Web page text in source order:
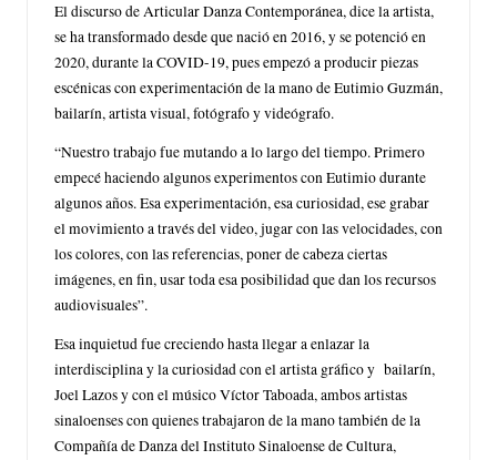
El discurso de Articular Danza Contemporánea, dice la artista,
se ha transformado desde que nació en 2016, y se potenció en
2020, durante la COVID-19, pues empezó a producir piezas
escénicas con experimentación de la mano de Eutimio Guzmán,
bailarín, artista visual, fotógrafo y videógrafo.
“Nuestro trabajo fue mutando a lo largo del tiempo. Primero
empecé haciendo algunos experimentos con Eutimio durante
algunos años. Esa experimentación, esa curiosidad, ese grabar
el movimiento a través del video, jugar con las velocidades, con
los colores, con las referencias, poner de cabeza ciertas
imágenes, en fin, usar toda esa posibilidad que dan los recursos
audiovisuales”.
Esa inquietud fue creciendo hasta llegar a enlazar la
interdisciplina y la curiosidad con el artista gráfico y bailarín,
Joel Lazos y con el músico Víctor Taboada, ambos artistas
sinaloenses con quienes trabajaron de la mano también de la
Compañía de Danza del Instituto Sinaloense de Cultura,